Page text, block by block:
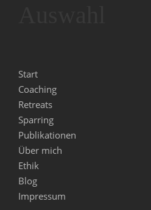
Start
Coaching
Retreats
Sparring
Publikationen
Über mich
Ethik
Blog
Impressum